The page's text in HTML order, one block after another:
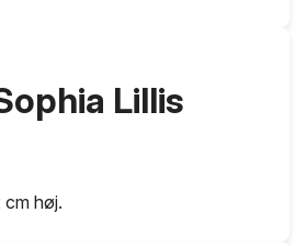
Lillis
cm høj.